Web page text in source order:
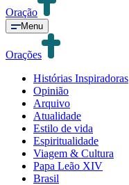
Oração
Menu
Orações
Histórias Inspiradoras
Opinião
Arquivo
Atualidade
Estilo de vida
Espiritualidade
Viagem & Cultura
Papa Leão XIV
Brasil